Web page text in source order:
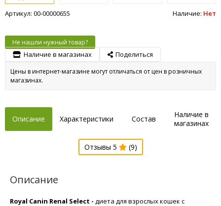
Артикул: 00-00000655 Наличие: Нет
Не нашли нужный товар?
Наличие в магазинах Поделиться
Цены в интернет-магазине могут отличаться от цен в розничных
магазинах.
Описание Характеристики Состав
Наличие в
магазинах
Отзывы 5 (9)
Описание
Royal Canin Renal Select - диета для взрослых кошек с